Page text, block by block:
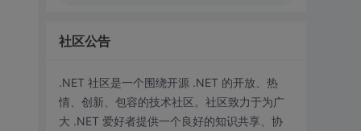
社区公告
.NET 社区是一个围绕开源 .NET 的开放、热
情、创新、包容的技术社区。社区致力于为广
大 .NET 爱好者提供一个良好的知识共享、协